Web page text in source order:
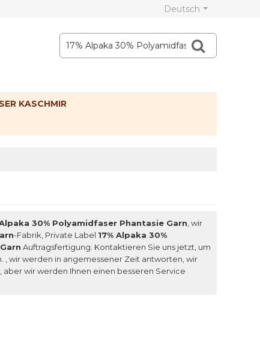
Deutsch
KASCHMIR
Alpaka 30% Polyamidfaser Phantasie Garn , wir
-Fabrik, Private Label 17% Alpaka 30%
Auftragsfertigung. Kontaktieren Sie uns jetzt, um
, wir werden in angemessener Zeit antworten, wir
, aber wir werden Ihnen einen besseren Service